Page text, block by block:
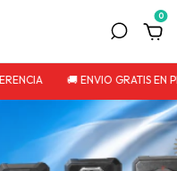
0
🚚 ENVIO GRATIS EN